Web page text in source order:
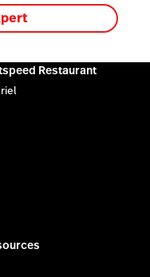
Restaurant